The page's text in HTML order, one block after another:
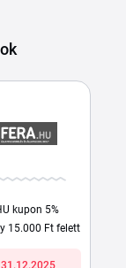
kupon 5%
15.000 Ft felett